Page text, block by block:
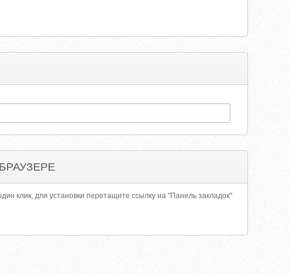
клик, для установки перетащите ссылку на "Панель закладок"